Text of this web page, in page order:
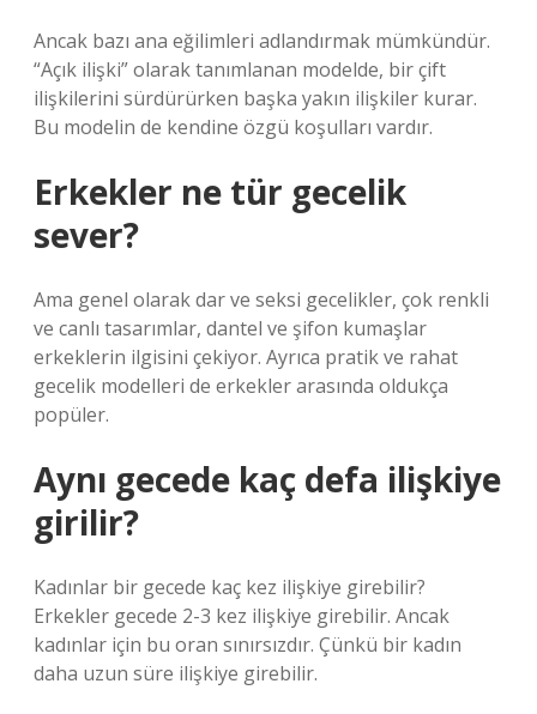
Ancak bazı ana eğilimleri adlandırmak mümkündür.
“Açık ilişki” olarak tanımlanan modelde, bir çift
ilişkilerini sürdürürken başka yakın ilişkiler kurar.
Bu modelin de kendine özgü koşulları vardır.
Erkekler ne tür gecelik
sever?
Ama genel olarak dar ve seksi gecelikler, çok renkli
ve canlı tasarımlar, dantel ve şifon kumaşlar
erkeklerin ilgisini çekiyor. Ayrıca pratik ve rahat
gecelik modelleri de erkekler arasında oldukça
popüler.
Aynı gecede kaç defa ilişkiye
girilir?
Kadınlar bir gecede kaç kez ilişkiye girebilir?
Erkekler gecede 2-3 kez ilişkiye girebilir. Ancak
kadınlar için bu oran sınırsızdır. Çünkü bir kadın
daha uzun süre ilişkiye girebilir.